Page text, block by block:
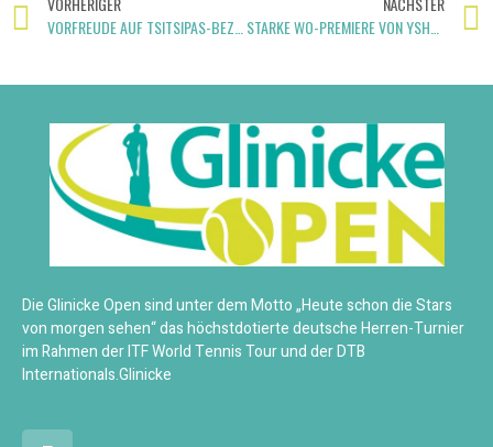
VORFREUDE AUF TSITSIPAS-BEZWINGER
STARKE WO-PREMIERE VON YSHAI OLIEL
Die Glinicke Open sind unter dem Motto „Heute schon die Stars
von morgen sehen“ das höchstdotierte deutsche Herren-Turnier
im Rahmen der ITF World Tennis Tour und der DTB
Internationals.Glinicke